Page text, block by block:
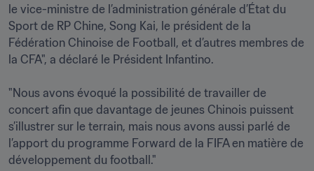
le vice-ministre de l’administration générale d’État du
Sport de RP Chine, Song Kai, le président de la
Fédération Chinoise de Football, et d’autres membres de
la CFA", a déclaré le Président Infantino.
"Nous avons évoqué la possibilité de travailler de
concert afin que davantage de jeunes Chinois puissent
s’illustrer sur le terrain, mais nous avons aussi parlé de
l’apport du programme Forward de la FIFA en matière de
développement du football."